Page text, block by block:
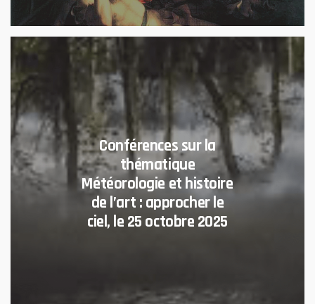
Conférences sur la
thématique
Météorologie et histoire
de l’art : approcher le
ciel, le 25 octobre 2025